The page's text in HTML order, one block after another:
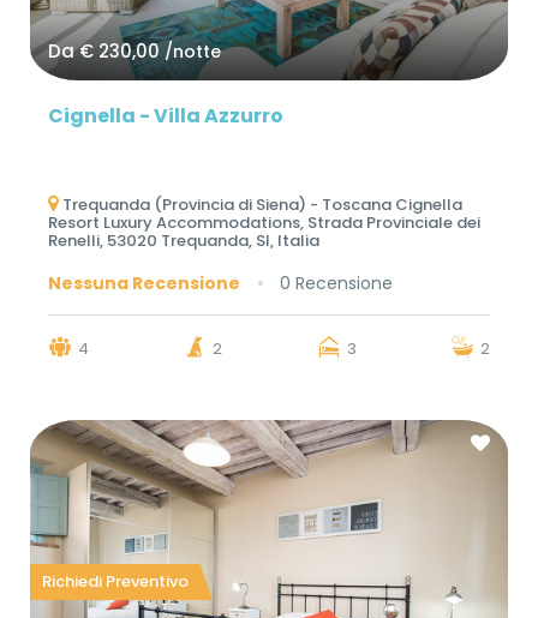
Da€ 230,00 /notte
Cignella - Villa Azzurro
Trequanda (Provincia di Siena) - Toscana Cignella
Resort Luxury Accommodations, Strada Provinciale dei
Renelli, 53020 Trequanda, SI, Italia
Nessuna Recensione 0 Recensione
4 2 3 2
Richiedi Preventivo